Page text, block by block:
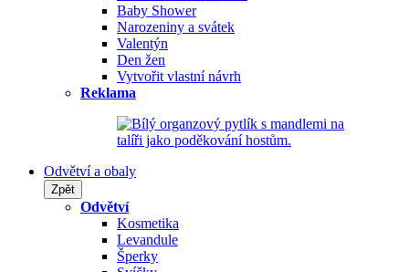
Baby Shower
Narozeniny a svátek
Valentýn
Den žen
Vytvořit vlastní návrh
Reklama
Odvětví a obaly
Zpět
Odvětví
Kosmetika
Levandule
Šperky